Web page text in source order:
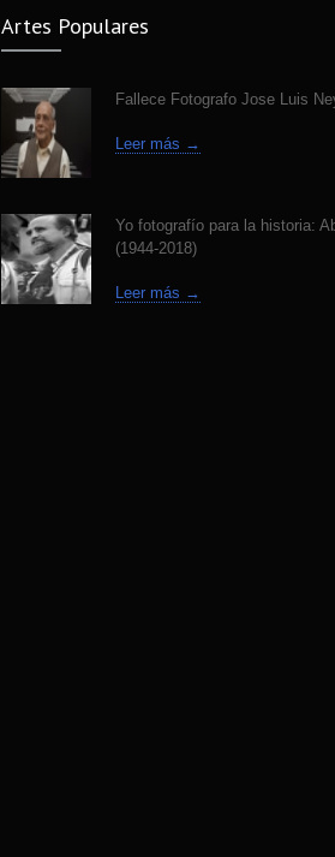
Artes Populares
Fallece Fotografo Jose Luis
Leer más →
Yo fotografío para la historia:
(1944-2018)
Leer más →